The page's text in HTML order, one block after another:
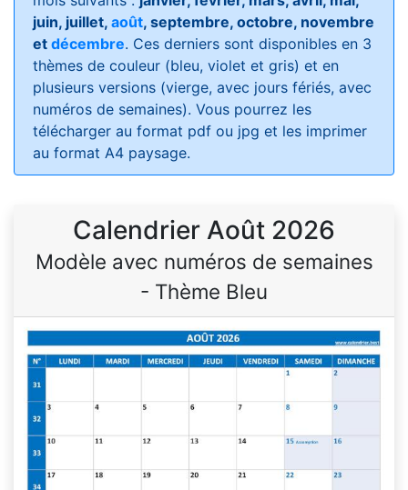
juin, juillet, août, septembre, octobre, novembre
et décembre. Ces derniers sont disponibles en 3
thèmes de couleur (bleu, violet et gris) et en
plusieurs versions (vierge, avec jours fériés, avec
numéros de semaines). Vous pourrez les
télécharger au format pdf ou jpg et les imprimer
au format A4 paysage.
Calendrier Août 2026
Modèle avec numéros de semaines
- Thème Bleu